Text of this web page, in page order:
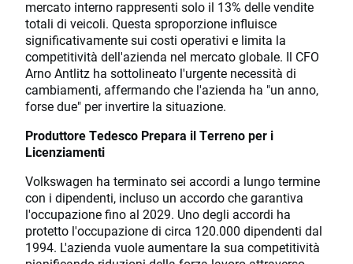
mercato interno rappresenti solo il 13% delle vendite
totali di veicoli. Questa sproporzione influisce
significativamente sui costi operativi e limita la
competitività dell'azienda nel mercato globale. Il CFO
Arno Antlitz ha sottolineato l'urgente necessità di
cambiamenti, affermando che l'azienda ha "un anno,
forse due" per invertire la situazione.
Produttore Tedesco Prepara il Terreno per i
Licenziamenti
Volkswagen ha terminato sei accordi a lungo termine
con i dipendenti, incluso un accordo che garantiva
l'occupazione fino al 2029. Uno degli accordi ha
protetto l'occupazione di circa 120.000 dipendenti dal
1994. L'azienda vuole aumentare la sua competitività